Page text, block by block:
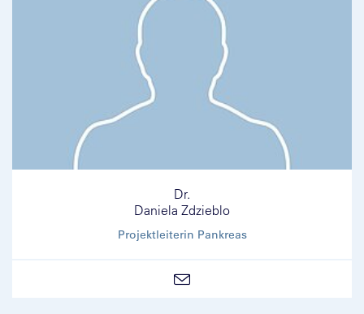
Dr.
Daniela Zdzieblo
Projektleiterin Pankreas